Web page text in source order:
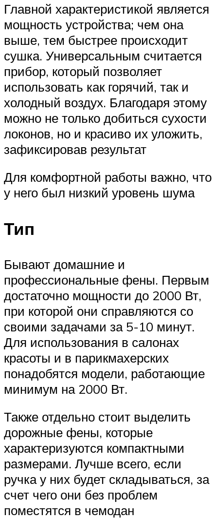
Главной характеристикой является
мощность устройства; чем она
выше, тем быстрее происходит
сушка. Универсальным считается
прибор, который позволяет
использовать как горячий, так и
холодный воздух. Благодаря этому
можно не только добиться сухости
локонов, но и красиво их уложить,
зафиксировав результат
Для комфортной работы важно, что
у него был низкий уровень шума
Тип
Бывают домашние и
профессиональные фены. Первым
достаточно мощности до 2000 Вт,
при которой они справляются со
своими задачами за 5-10 минут.
Для использования в салонах
красоты и в парикмахерских
понадобятся модели, работающие
минимум на 2000 Вт.
Также отдельно стоит выделить
дорожные фены, которые
характеризуются компактными
размерами. Лучше всего, если
ручка у них будет складываться, за
счет чего они без проблем
поместятся в чемодан